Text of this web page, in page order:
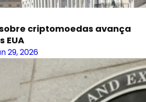
criptomoedas avança
EUA
29, 2026